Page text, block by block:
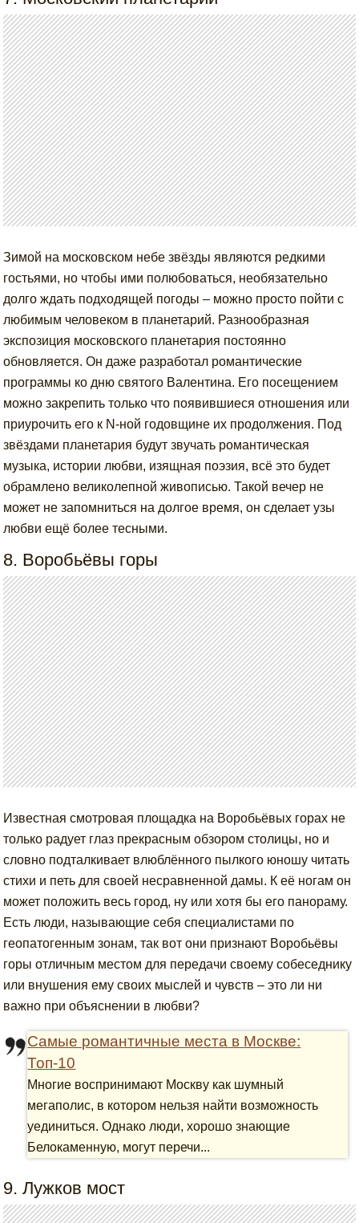
Зимой на московском небе звёзды являются редкими
гостьями, но чтобы ими полюбоваться, необязательно
долго ждать подходящей погоды – можно просто пойти с
любимым человеком в планетарий. Разнообразная
экспозиция московского планетария постоянно
обновляется. Он даже разработал романтические
программы ко дню святого Валентина. Его посещением
можно закрепить только что появившиеся отношения или
приурочить его к N-ной годовщине их продолжения. Под
звёздами планетария будут звучать романтическая
музыка, истории любви, изящная поэзия, всё это будет
обрамлено великолепной живописью. Такой вечер не
может не запомниться на долгое время, он сделает узы
любви ещё более тесными.
8. Воробьёвы горы
Известная смотровая площадка на Воробьёвых горах не
только радует глаз прекрасным обзором столицы, но и
словно подталкивает влюблённого пылкого юношу читать
стихи и петь для своей несравненной дамы. К её ногам он
может положить весь город, ну или хотя бы его панораму.
Есть люди, называющие себя специалистами по
геопатогенным зонам, так вот они признают Воробьёвы
горы отличным местом для передачи своему собеседнику
или внушения ему своих мыслей и чувств – это ли ни
важно при объяснении в любви?
Самые романтичные места в Москве:
Топ-10
Многие воспринимают Москву как шумный
мегаполис, в котором нельзя найти возможность
уединиться. Однако люди, хорошо знающие
Белокаменную, могут перечи...
9. Лужков мост